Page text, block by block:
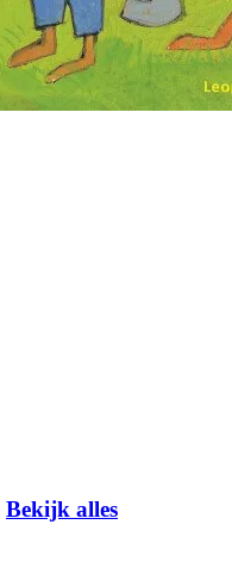
Bekijk alles